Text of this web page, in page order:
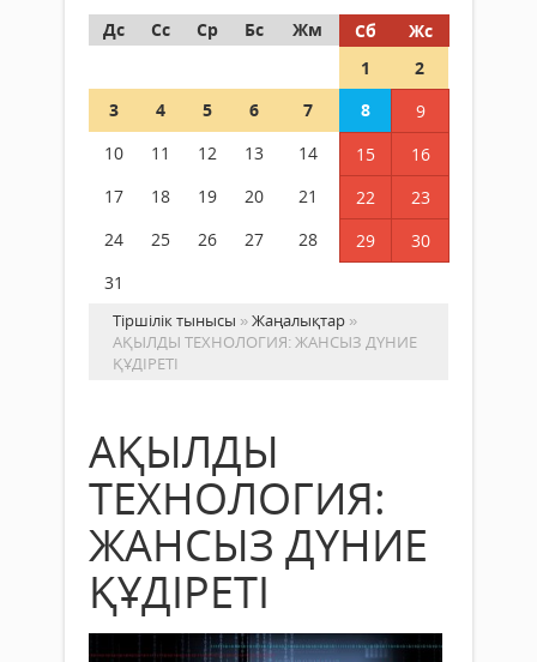
Дс
Сс Ср Бс Жм Сб
Жс
1
2
3
4 5 6 7 8
9
10
11 12 13 14 15
16
17
18 19 20 21 22
23
24
25 26 27 28 29
30
31
Тіршілік тынысы »Жаңалықтар »
АҚЫЛДЫ ТЕХНОЛОГИЯ: ЖАНСЫЗ ДҮНИЕ
ҚҰДІРЕТІ
АҚЫЛДЫ
ТЕХНОЛОГИЯ:
ЖАНСЫЗ ДҮНИЕ
ҚҰДІРЕТІ